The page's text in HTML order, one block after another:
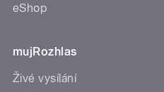
eShop
mujRozhlas
Živé vysílání